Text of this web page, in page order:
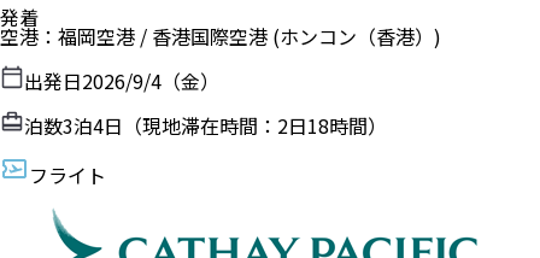
発着
空港 ： 福岡空港 / 香港国際空港 (ホンコン（香港）)
出発日2026/9/4（金）
泊数3泊4日（現地滞在時間： 2日18時間）
フライト